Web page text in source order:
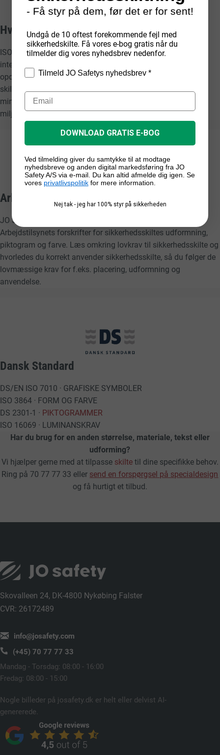
Hvad er ISO?
ISO (International Organization for Standardization) er en
internationale organisation, der arbejder med at skabe og
opdatere standarder. Standarder der sikrer f.eks. ensartet
skiltning, der forstås af alle uanset sprogkundskaber, dette
mindsker risikoen for personskade, sundhedsfare og
miljøforurening.
Arbejdstilsynet og Dansk Standard
JO Safety’s standard
Arbejdstilsynets forskrifter for sikkerhedsskiltes udformning,
piktogram og farve. Læs omkring lovkrav til sikkerhedsskilte og
hvorledes du korrekt anvender sikkerhedsskilte, så du følger de
lovmæssige krav for f.eks. placering, udformning og
anvendelse.
Dansk Standard
DS/EN ISO 7010 · GRAFISKE SYMBOLER
ISO 3864 · FORM OG FARVE
DS 2301-1 · PIKTOGRAMMER
ISO 16069 · LUMINANSKRAV
Har du brug for en anden størrelse, materiale, tekst eller
udforming?
Vi hjælper gerne med at tilpasse skiltetil dine specifikke behov.
Ring på 70 77 77 33 eller send en forspørgsel på specialdesign
og få hurtigt et tilbud.
Skovalleen 24, DK-4800 Nykøbing Falster
CVR: 26172489
info@josafety.com
(+45) 70 77 77 33
Mandag - Torsdag: 08:00 - 16:00
Fredag: 08:00 - 15:00
Nogle billeder på josafety.dk er helt eller delvist AI-
genererede.
- Få styr på dem, før det er for sent!
Undgå de 10 oftest forekommende fejl med
sikkerhedskilte. Få vores e-bog gratis når du
tilmelder dig vores nyhedsbrev nedenfor.
Tilmeld JO Safetys nyhedsbrev *
DOWNLOAD GRATIS E-BOG
Ved tilmelding giver du samtykke til at modtage
nyhedsbreve og anden digital markedsføring fra JO
Safety A/S via e-mail. Du kan altid afmelde dig igen. Se
vores privatlivspolitik for mere information.
Nej tak - jeg har 100% styr på sikkerheden